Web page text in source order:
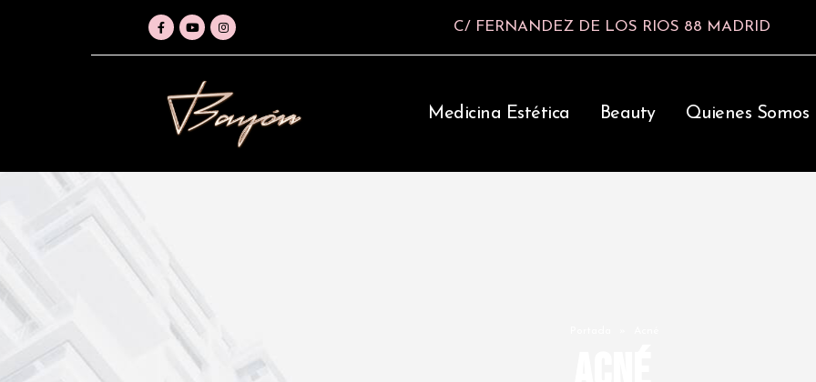
C/ FERNANDEZ DE LOS RIOS 88 MADRID
Medicina Estética Beauty Quienes Somos